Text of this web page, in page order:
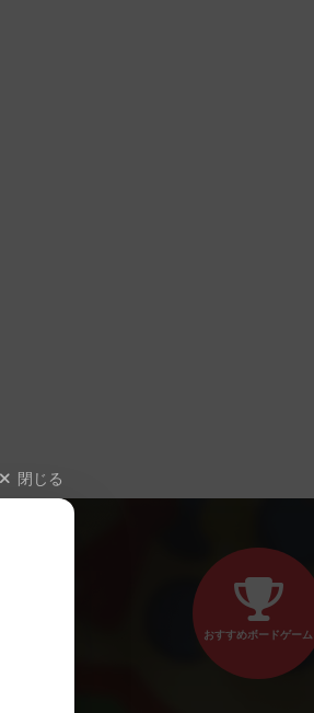
閉じる
おすすめボードゲーム